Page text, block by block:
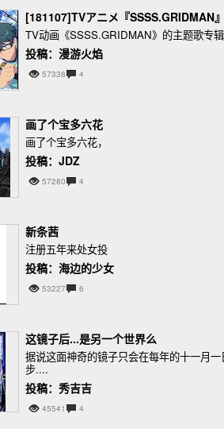
[181107]TVアニメ『SSSS.GRIDMAN
TV动画《SSSS.GRIDMAN》的主题歌专辑
投稿：漫游火焰
57338 4
画了个宝多六花
画了个宝多六花，
投稿：JDZ
57280 4
新条茜
注册五年来处女投
投稿：海边的少女
53227 6
这镜子后...是另一个世界么
据说这面神奇的镜子只会在每年的十一月
步....
投稿：秀吉吉
45541 4